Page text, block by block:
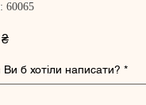
60065
Ціна
Ви б хотіли написати? *